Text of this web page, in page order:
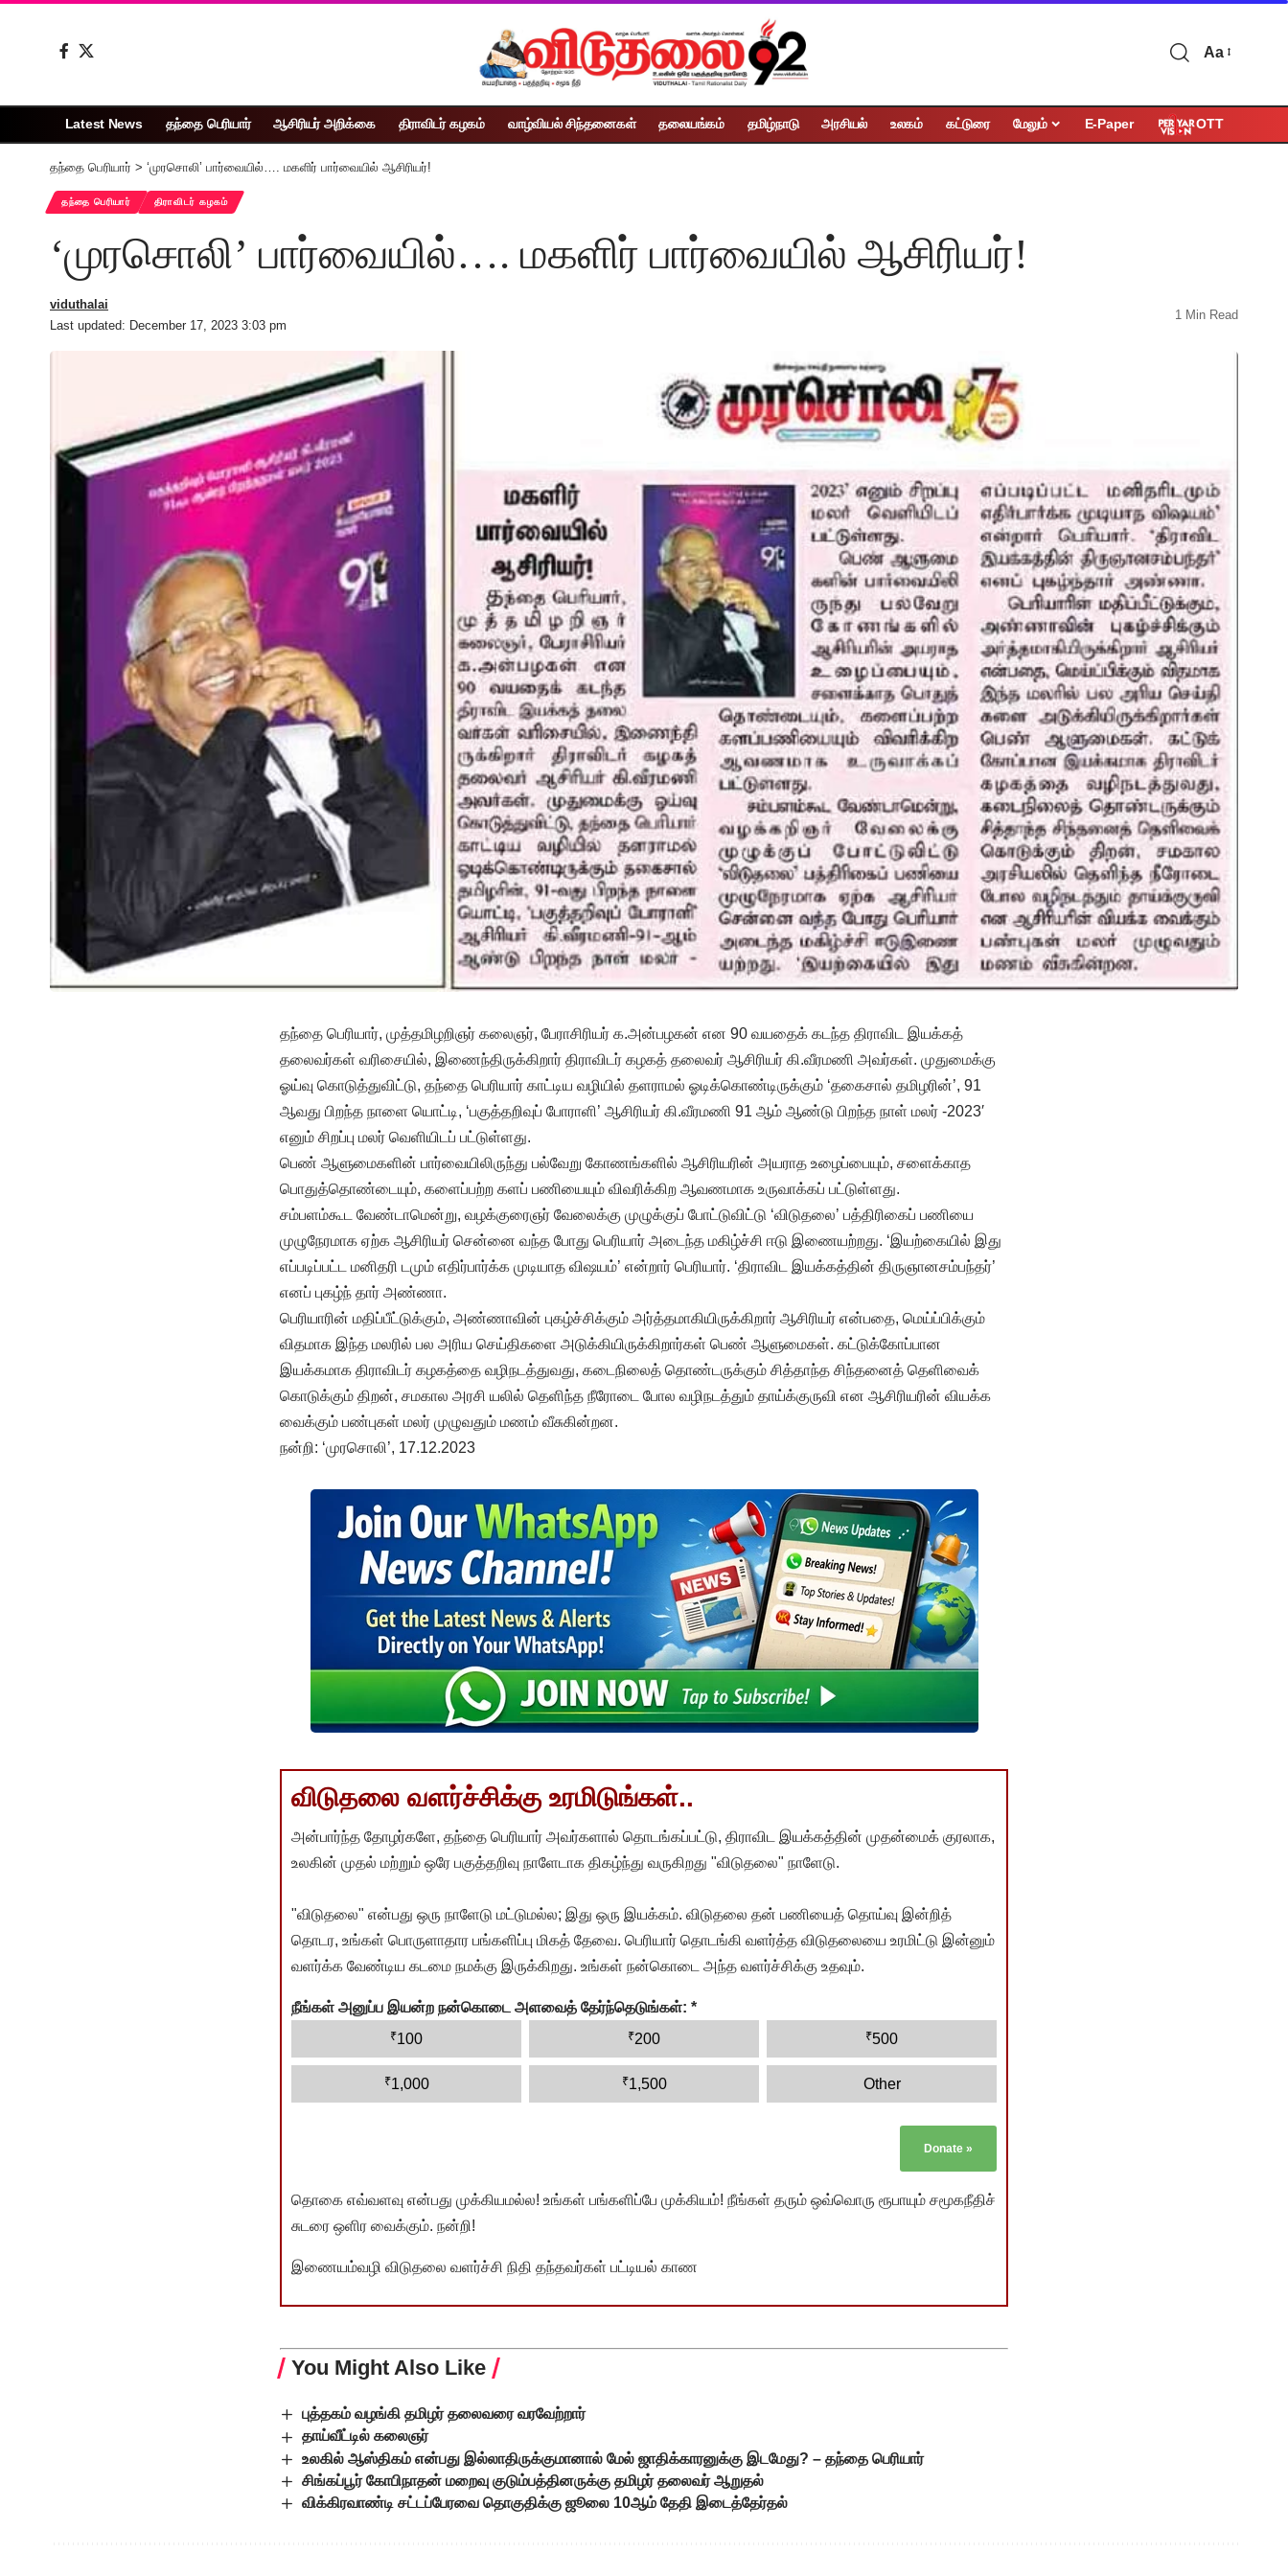
Aa
Latest News தந்தை பெரியார் ஆசிரியர் அறிக்கை திராவிடர் கழகம் வாழ்வியல் சிந்தனைகள் தலையங்கம் தமிழ்நாடு அரசியல் உலகம் கட்டுரை மேலும் E-Paper OTT
தந்தை பெரியார் > ‘முரசொலி’ பார்வையில்…. மகளிர் பார்வையில் ஆசிரியர்!
தந்தை பெரியார் திராவிடர் கழகம்
‘முரசொலி’ பார்வையில்…. மகளிர் பார்வையில் ஆசிரியர்!
Last updated: December 17, 2023 3:03 pm
viduthalai
1 Min Read
தந்தை பெரியார், முத்தமிழறிஞர் கலைஞர், பேராசிரியர் க.அன்பழகன் என 90 வயதைக் கடந்த திராவிட இயக்கத்
தலைவர்கள் வரிசையில், இணைந்திருக்கிறார் திராவிடர் கழகத் தலைவர் ஆசிரியர் கி.வீரமணி அவர்கள். முதுமைக்கு
ஓய்வு கொடுத்துவிட்டு, தந்தை பெரியார் காட்டிய வழியில் தளராமல் ஓடிக்கொண்டிருக்கும் ‘தகைசால் தமிழரின்’, 91
ஆவது பிறந்த நாளை யொட்டி, ‘பகுத்தறிவுப் போராளி’ ஆசிரியர் கி.வீரமணி 91 ஆம் ஆண்டு பிறந்த நாள் மலர் -2023′
எனும் சிறப்பு மலர் வெளியிடப் பட்டுள்ளது.
பெண் ஆளுமைகளின் பார்வையிலிருந்து பல்வேறு கோணங்களில் ஆசிரியரின் அயராத உழைப்பையும், சளைக்காத
பொதுத்தொண்டையும், களைப்பற்ற களப் பணியையும் விவரிக்கிற ஆவணமாக உருவாக்கப் பட்டுள்ளது.
சம்பளம்கூட வேண்டாமென்று, வழக்குரைஞர் வேலைக்கு முழுக்குப் போட்டுவிட்டு ‘விடுதலை’ பத்திரிகைப் பணியை
முழுநேரமாக ஏற்க ஆசிரியர் சென்னை வந்த போது பெரியார் அடைந்த மகிழ்ச்சி ஈடு இணையற்றது. ‘இயற்கையில் இது
எப்படிப்பட்ட மனிதரி டமும் எதிர்பார்க்க முடியாத விஷயம்’ என்றார் பெரியார். ‘திராவிட இயக்கத்தின் திருஞானசம்பந்தர்’
எனப் புகழ்ந் தார் அண்ணா.
பெரியாரின் மதிப்பீட்டுக்கும், அண்ணாவின் புகழ்ச்சிக்கும் அர்த்தமாகியிருக்கிறார் ஆசிரியர் என்பதை, மெய்ப்பிக்கும்
விதமாக இந்த மலரில் பல அரிய செய்திகளை அடுக்கியிருக்கிறார்கள் பெண் ஆளுமைகள். கட்டுக்கோப்பான
இயக்கமாக திராவிடர் கழகத்தை வழிநடத்துவது, கடைநிலைத் தொண்டருக்கும் சித்தாந்த சிந்தனைத் தெளிவைக்
கொடுக்கும் திறன், சமகால அரசி யலில் தெளிந்த நீரோடை போல வழிநடத்தும் தாய்க்குருவி என ஆசிரியரின் வியக்க
வைக்கும் பண்புகள் மலர் முழுவதும் மணம் வீசுகின்றன.
நன்றி: ‘முரசொலி’, 17.12.2023
விடுதலை வளர்ச்சிக்கு உரமிடுங்கள்..
அன்பார்ந்த தோழர்களே, தந்தை பெரியார் அவர்களால் தொடங்கப்பட்டு, திராவிட இயக்கத்தின் முதன்மைக் குரலாக,
உலகின் முதல் மற்றும் ஒரே பகுத்தறிவு நாளேடாக திகழ்ந்து வருகிறது "விடுதலை" நாளேடு.
"விடுதலை" என்பது ஒரு நாளேடு மட்டுமல்ல; இது ஒரு இயக்கம். விடுதலை தன் பணியைத் தொய்வு இன்றித்
தொடர, உங்கள் பொருளாதார பங்களிப்பு மிகத் தேவை. பெரியார் தொடங்கி வளர்த்த விடுதலையை உரமிட்டு இன்னும்
வளர்க்க வேண்டிய கடமை நமக்கு இருக்கிறது. உங்கள் நன்கொடை அந்த வளர்ச்சிக்கு உதவும்.
நீங்கள் அனுப்ப இயன்ற நன்கொடை அளவைத் தேர்ந்தெடுங்கள்: *
₹100 ₹200 ₹500
₹1,000 ₹1,500 Other
Donate »
தொகை எவ்வளவு என்பது முக்கியமல்ல! உங்கள் பங்களிப்பே முக்கியம்! நீங்கள் தரும் ஒவ்வொரு ரூபாயும் சமூகநீதிச்
சுடரை ஒளிர வைக்கும். நன்றி!
இணையம்வழி விடுதலை வளர்ச்சி நிதி தந்தவர்கள் பட்டியல் காண
You Might Also Like
புத்தகம் வழங்கி தமிழர் தலைவரை வரவேற்றார்
தாய்வீட்டில் கலைஞர்
உலகில் ஆஸ்திகம் என்பது இல்லாதிருக்குமானால் மேல் ஜாதிக்காரனுக்கு இடமேது? – தந்தை பெரியார்
சிங்கப்பூர் கோபிநாதன் மறைவு குடும்பத்தினருக்கு தமிழர் தலைவர் ஆறுதல்
விக்கிரவாண்டி சட்டப்பேரவை தொகுதிக்கு ஜூலை 10ஆம் தேதி இடைத்தேர்தல்